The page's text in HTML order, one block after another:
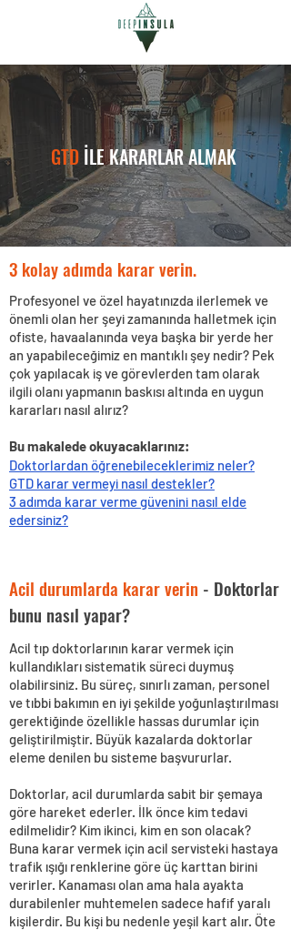
GTD İLE KARARLAR ALMAK
3 kolay adımda karar verin.
Profesyonel ve özel hayatınızda ilerlemek ve
önemli olan her şeyi zamanında halletmek için
ofiste, havaalanında veya başka bir yerde her
an yapabileceğimiz en mantıklı şey nedir? Pek
çok yapılacak iş ve görevlerden tam olarak
ilgili olanı yapmanın baskısı altında en uygun
kararları nasıl alırız?
Bu makalede okuyacaklarınız:
Doktorlardan öğrenebileceklerimiz neler?
GTD karar vermeyi nasıl destekler?
3 adımda karar verme güvenini nasıl elde
edersiniz?
Acil durumlarda karar verin - Doktorlar
bunu nasıl yapar?
Acil tıp doktorlarının karar vermek için
kullandıkları sistematik süreci duymuş
olabilirsiniz. Bu süreç, sınırlı zaman, personel
ve tıbbi bakımın en iyi şekilde yoğunlaştırılması
gerektiğinde özellikle hassas durumlar için
geliştirilmiştir. Büyük kazalarda doktorlar
eleme denilen bu sisteme başvururlar.
Doktorlar, acil durumlarda sabit bir şemaya
göre hareket ederler. İlk önce kim tedavi
edilmelidir? Kim ikinci, kim en son olacak?
Buna karar vermek için acil servisteki hastaya
trafik ışığı renklerine göre üç karttan birini
verirler. Kanaması olan ama hala ayakta
durabilenler muhtemelen sadece hafif yaralı
kişilerdir. Bu kişi bu nedenle yeşil kart alır. Öte